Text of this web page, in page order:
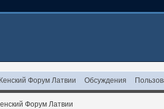
Форум Латвии Обсуждения
Форум Латвии